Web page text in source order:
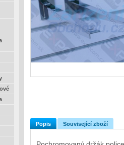
Popis Související zboží